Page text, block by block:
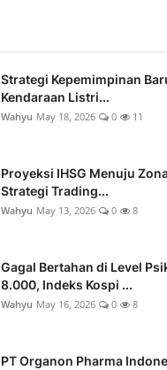
Strategi Kepemimpinan
Kendaraan Listri...
Wahyu May 18, 2026 0 11
Proyeksi IHSG Menuju
Strategi Trading...
Wahyu May 13, 2026 0 8
Gagal Bertahan di Level
8.000, Indeks Kospi ...
Wahyu May 16, 2026 0 8
PT Organon Pharma